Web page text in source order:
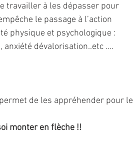
travailler à les dépasser pour
le passage à l’action
physique et psychologique :
anxiété dévalorisation..etc ….
permet de les appréhender pour
monter en flèche !!